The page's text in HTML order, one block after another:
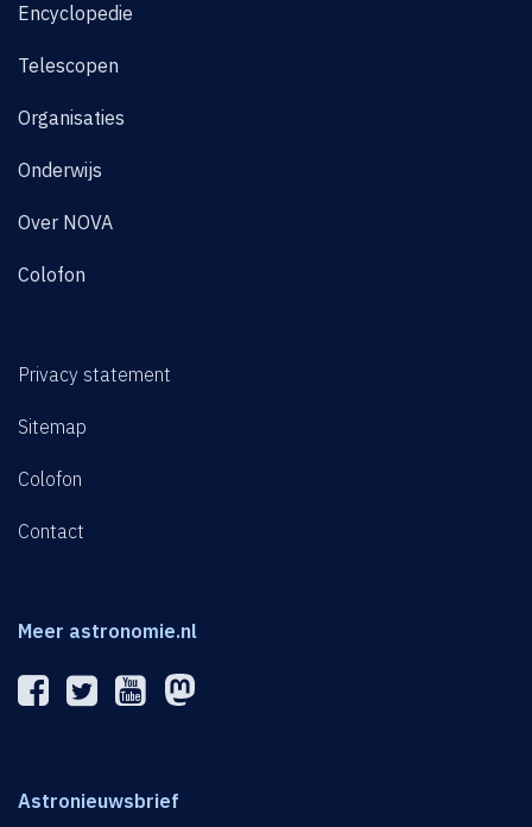
Encyclopedie
Telescopen
Organisaties
Onderwijs
Over NOVA
Colofon
Privacy statement
Sitemap
Colofon
Contact
Meer astronomie.nl
Astronieuwsbrief